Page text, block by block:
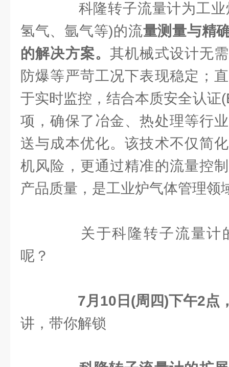
科隆转子流量计为工业
氢气、氩气等)的流量测量与精
的解决方案。其机械式设计无
防爆等严苛工况下表现稳定；
于实时监控，结合本质安全认证
项，确保了冶金、热处理等行
送与成本优化。该技术不仅简
机风险，更通过精准的流量控
产品质量，是工业炉气体管理领
关于科隆转子流量计
呢？
7月10日(周四)下午2点
讲，带你解锁